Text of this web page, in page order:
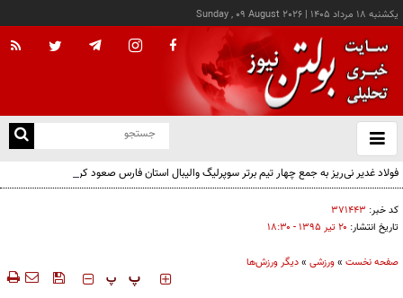
يکشنبه ۱۸ مرداد ۱۴۰۵ |
Sunday , 09 August 2026
باز
و
فولاد غدیر نی‌ریز به جمع چهار تیم برتر سوپرلیگ والیبال استان فارس صعود کرد
کد خبر: ۳۷۱۴۴۳
تاریخ انتشار: ۲۰ تير ۱۳۹۵ - ۱۸:۳۰
صفحه نخست »ورزشی »دیگر ورزش‌ها
‍‍‍ پ پ